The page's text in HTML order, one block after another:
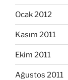
Ocak 2012
Kasım 2011
Ekim 2011
Ağustos 2011